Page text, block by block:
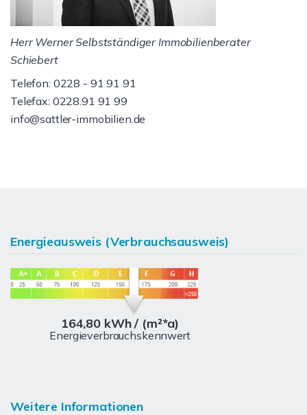
Herr Werner Selbstständiger Immobilienberater
Schiebert
Telefon: 0228 - 91 91 91
Telefax: 0228.91 91 99
info@sattler-immobilien.de
Energieausweis (Verbrauchsausweis)
164,80 kWh / (m²*a)
Energieverbrauchskennwert
Weitere Informationen